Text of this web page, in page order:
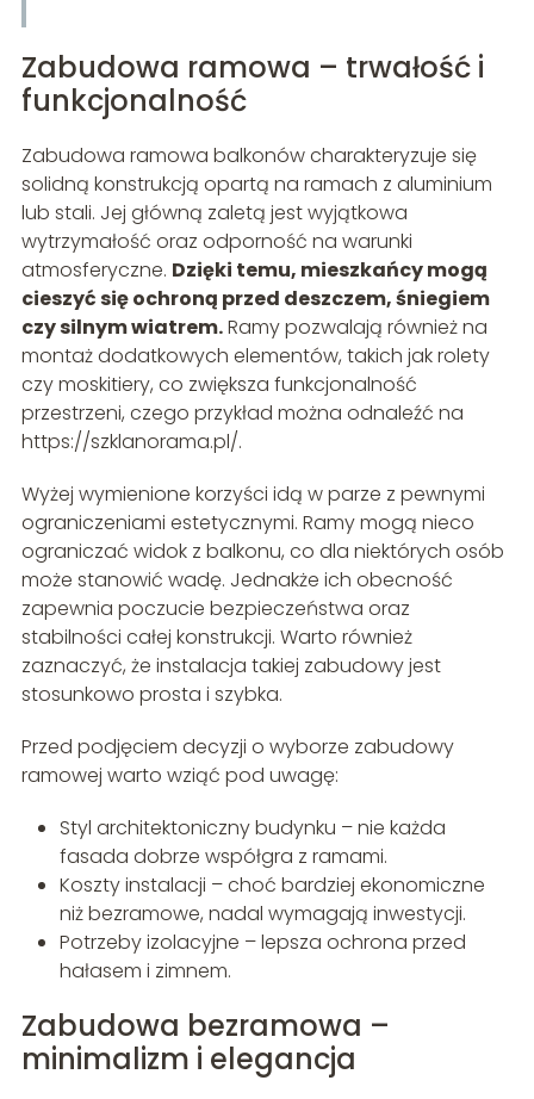
Zabudowa ramowa – trwałość i
funkcjonalność
Zabudowa ramowa balkonów charakteryzuje się
solidną konstrukcją opartą na ramach z aluminium
lub stali. Jej główną zaletą jest wyjątkowa
wytrzymałość oraz odporność na warunki
atmosferyczne. Dzięki temu, mieszkańcy mogą
cieszyć się ochroną przed deszczem, śniegiem
czy silnym wiatrem.Ramy pozwalają również na
montaż dodatkowych elementów, takich jak rolety
czy moskitiery, co zwiększa funkcjonalność
przestrzeni, czego przykład można odnaleźć na
https://szklanorama.pl/.
Wyżej wymienione korzyści idą w parze z pewnymi
ograniczeniami estetycznymi. Ramy mogą nieco
ograniczać widok z balkonu, co dla niektórych osób
może stanowić wadę. Jednakże ich obecność
zapewnia poczucie bezpieczeństwa oraz
stabilności całej konstrukcji. Warto również
zaznaczyć, że instalacja takiej zabudowy jest
stosunkowo prosta i szybka.
Przed podjęciem decyzji o wyborze zabudowy
ramowej warto wziąć pod uwagę:
Styl architektoniczny budynku – nie każda
fasada dobrze współgra z ramami.
Koszty instalacji – choć bardziej ekonomiczne
niż bezramowe, nadal wymagają inwestycji.
Potrzeby izolacyjne – lepsza ochrona przed
hałasem i zimnem.
Zabudowa bezramowa –
minimalizm i elegancja